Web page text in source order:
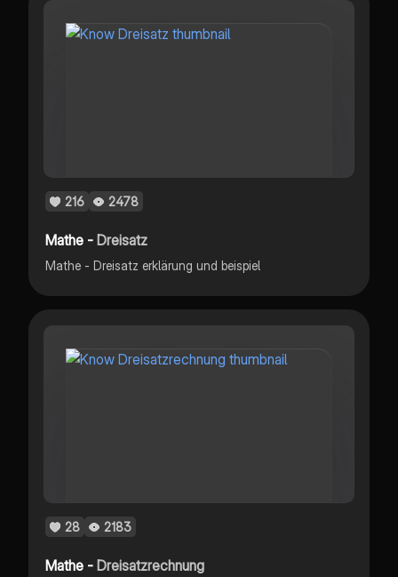
216 2478
Mathe -Dreisatz
Mathe - Dreisatz erklärung und beispiel
28 2183
Mathe -Dreisatzrechnung